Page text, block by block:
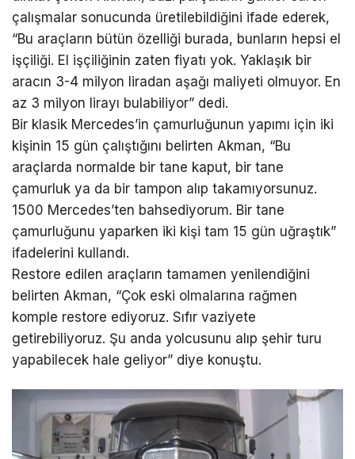
çalışmalar sonucunda üretilebildiğini ifade ederek,
“Bu araçların bütün özelliği burada, bunların hepsi el
işçiliği. El işçiliğinin zaten fiyatı yok. Yaklaşık bir
aracın 3-4 milyon liradan aşağı maliyeti olmuyor. En
az 3 milyon lirayı bulabiliyor” dedi.
Bir klasik Mercedes’in çamurluğunun yapımı için iki
kişinin 15 gün çalıştığını belirten Akman, “Bu
araçlarda normalde bir tane kaput, bir tane
çamurluk ya da bir tampon alıp takamıyorsunuz.
1500 Mercedes’ten bahsediyorum. Bir tane
çamurluğunu yaparken iki kişi tam 15 gün uğraştık”
ifadelerini kullandı.
Restore edilen araçların tamamen yenilendiğini
belirten Akman, “Çok eski olmalarına rağmen
komple restore ediyoruz. Sıfır vaziyete
getirebiliyoruz. Şu anda yolcusunu alıp şehir turu
yapabilecek hale geliyor” diye konuştu.